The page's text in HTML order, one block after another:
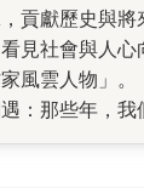
貢獻歷史與
見社會與人
風雲人物」
：那些年，